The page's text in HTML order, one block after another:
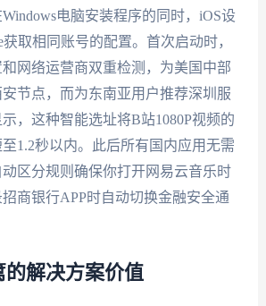
电脑安装程序的同时，iOS设
取相同账号的配置。首次启动时，
网络运营商双重检测，为美国中部
节点，而为东南亚用户推荐深圳服
，这种智能选址将B站1080P视频的
1.2秒以内。此后所有国内应用无需
区分规则确保你打开网易云音乐时
商银行APP时自动切换金融安全通
的解决方案价值